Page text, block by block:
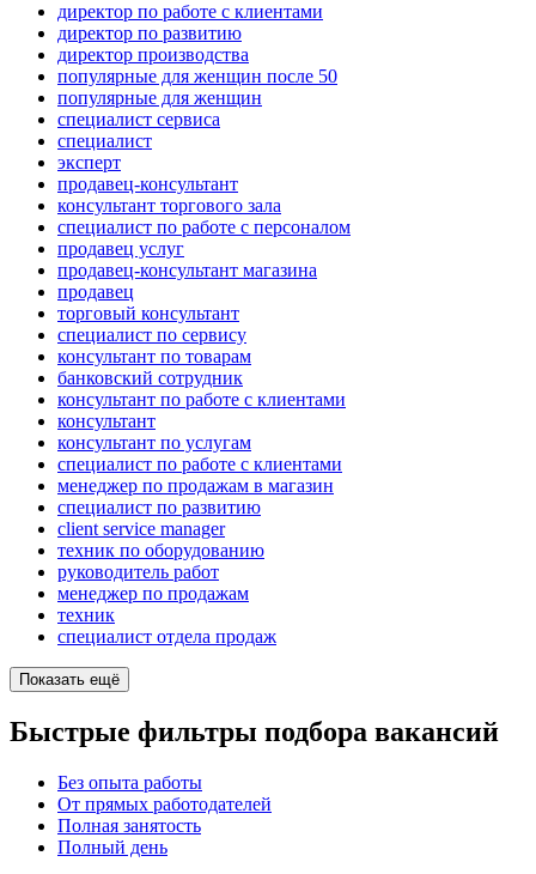
директор по работе с клиентами
директор по развитию
директор производства
популярные для женщин после 50
популярные для женщин
специалист сервиса
специалист
эксперт
продавец-консультант
консультант торгового зала
специалист по работе с персоналом
продавец услуг
продавец-консультант магазина
продавец
торговый консультант
специалист по сервису
консультант по товарам
банковский сотрудник
консультант по работе с клиентами
консультант
консультант по услугам
специалист по работе с клиентами
менеджер по продажам в магазин
специалист по развитию
client service manager
техник по оборудованию
руководитель работ
менеджер по продажам
техник
специалист отдела продаж
Показать ещё
Быстрые фильтры подбора вакансий
Без опыта работы
От прямых работодателей
Полная занятость
Полный день